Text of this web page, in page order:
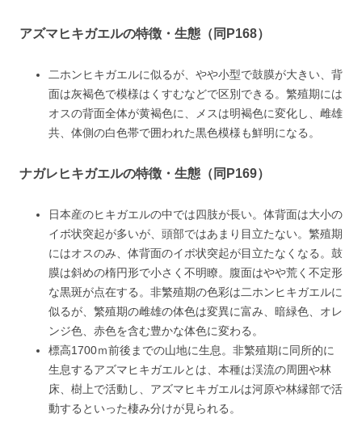
アズマヒキガエルの特徴・生態（同P168）
二ホンヒキガエルに似るが、やや小型で鼓膜が大きい、背
面は灰褐色で模様はくすむなどで区別できる。繁殖期には
オスの背面全体が黄褐色に、メスは明褐色に変化し、雌雄
共、体側の白色帯で囲われた黒色模様も鮮明になる。
ナガレヒキガエルの特徴・生態（同P169）
日本産のヒキガエルの中では四肢が長い。体背面は大小の
イボ状突起が多いが、頭部ではあまり目立たない。繁殖期
にはオスのみ、体背面のイボ状突起が目立たなくなる。鼓
膜は斜めの楕円形で小さく不明瞭。腹面はやや荒く不定形
な黒斑が点在する。非繁殖期の色彩は二ホンヒキガエルに
似るが、繁殖期の雌雄の体色は変異に富み、暗緑色、オレ
ンジ色、赤色を含む豊かな体色に変わる。
標高1700ｍ前後までの山地に生息。非繁殖期に同所的に
生息するアズマヒキガエルとは、本種は渓流の周囲や林
床、樹上で活動し、アズマヒキガエルは河原や林縁部で活
動するといった棲み分けが見られる。